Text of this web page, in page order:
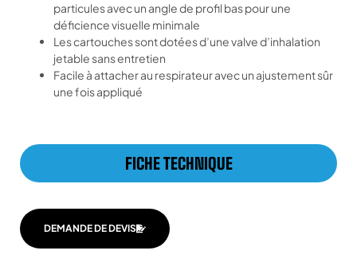
particules avec un angle de profil bas pour une
déficience visuelle minimale
Les cartouches sont dotées d’une valve d’inhalation
jetable sans entretien
Facile à attacher au respirateur avec un ajustement sûr
une fois appliqué
FICHE TECHNIQUE
DEMANDE DE DEVIS